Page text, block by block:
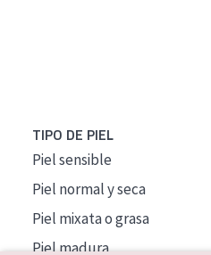
TIPO DE PIEL
Piel sensible
Piel normal y seca
Piel mixata o grasa
Piel madura